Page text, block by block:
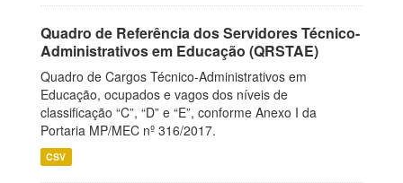
Quadro de Referência dos Servidores Técnico-
Administrativos em Educação (QRSTAE)
Quadro de Cargos Técnico-Administrativos em
Educação, ocupados e vagos dos níveis de
classificação “C”, “D” e “E”, conforme Anexo I da
Portaria MP/MEC nº 316/2017.
CSV